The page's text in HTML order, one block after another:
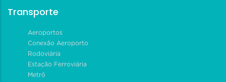
Transporte
Aeroportos
Conexão Aeroporto
Rodoviária
Estação Ferroviária
Metrô